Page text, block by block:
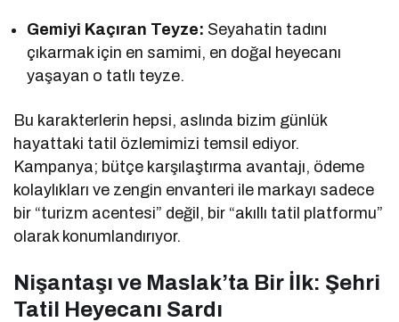
Gemiyi Kaçıran Teyze: Seyahatin tadını
çıkarmak için en samimi, en doğal heyecanı
yaşayan o tatlı teyze.
Bu karakterlerin hepsi, aslında bizim günlük
hayattaki tatil özlemimizi temsil ediyor.
Kampanya; bütçe karşılaştırma avantajı, ödeme
kolaylıkları ve zengin envanteri ile markayı sadece
bir “turizm acentesi” değil, bir “akıllı tatil platformu”
olarak konumlandırıyor.
Nişantaşı ve Maslak’ta Bir İlk: Şehri
Tatil Heyecanı Sardı